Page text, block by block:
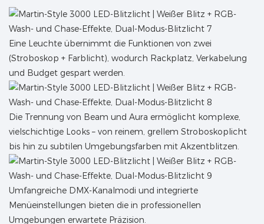
Eine Leuchte übernimmt die Funktionen von zwei
(Stroboskop + Farblicht), wodurch Rackplatz, Verkabelung
und Budget gespart werden.
Die Trennung von Beam und Aura ermöglicht komplexe,
vielschichtige Looks – von reinem, grellem Stroboskoplicht
bis hin zu subtilen Umgebungsfarben mit Akzentblitzen.
Umfangreiche DMX-Kanalmodi und integrierte
Menüeinstellungen bieten die in professionellen
Umgebungen erwartete Präzision.